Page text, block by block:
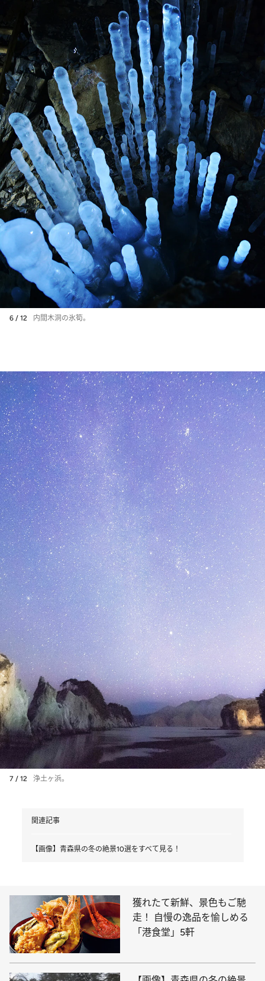
6 / 12 内間木洞の氷筍。
7 / 12 浄土ヶ浜。
関連記事
【画像】青森県の冬の絶景10選をすべて見る！
獲れたて新鮮、景色もご馳
走！ 自慢の逸品を愉しめる
「港食堂」5軒